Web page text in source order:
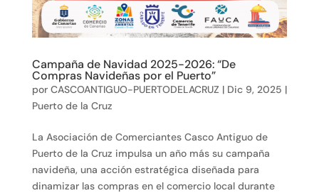
Campaña de Navidad 2025-2026: “De
Compras Navideñas por el Puerto”
por CASCOANTIGUO-PUERTODELACRUZ | Dic 9, 2025 |
Puerto de la Cruz
La Asociación de Comerciantes Casco Antiguo de
Puerto de la Cruz impulsa un año más su campaña
navideña, una acción estratégica diseñada para
dinamizar las compras en el comercio local durante